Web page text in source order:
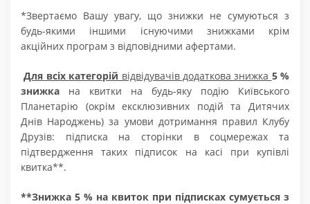
*Звертаємо Вашу увагу, що знижки не сумуються з
будь-якими іншими існуючими знижками крім
акційних програм з відповідними афертами.
Для всіх категорій відвідувачів додаткова знижка 5 %
знижка на квитки на будь-яку подію Київського
Планетарію (окрім ексклюзивних подій та Дитячих
Днів Народжень) за умови дотримання правил Клубу
Друзів: підписка на сторінки в соцмережах та
підтвердження таких підписок на касі при купівлі
квитка**.
**Знижка 5 % на квиток при підписках сумується з